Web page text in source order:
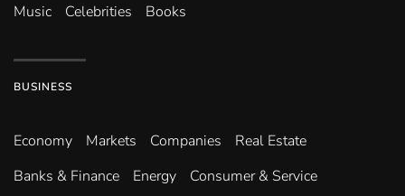
Music
Celebrities Books
BUSINESS
Economy Markets Companies
Real Estate
Banks & Finance
Energy Consumer & Service